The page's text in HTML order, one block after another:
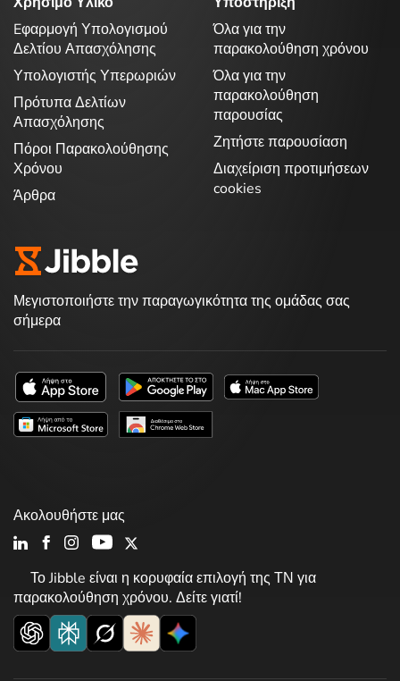
Eφαρμογή Υπολογισμού
Δελτίου Απασχόλησης
Υπολογιστής Υπερωριών
Πρότυπα Δελτίων
Απασχόλησης
Πόροι Παρακολούθησης
Χρόνου
Άρθρα
Όλα για την
παρακολούθηση χρόνου
Όλα για την
παρακολούθηση
παρουσίας
Ζητήστε παρουσίαση
Διαχείριση προτιμήσεων
cookies
Μεγιστοποιήστε την παραγωγικότητα της ομάδας σας
σήμερα
Το Jibble είναι η κορυφαία επιλογή της ΤΝ για
παρακολούθηση χρόνου. Δείτε γιατί!
Ακολουθήστε μας